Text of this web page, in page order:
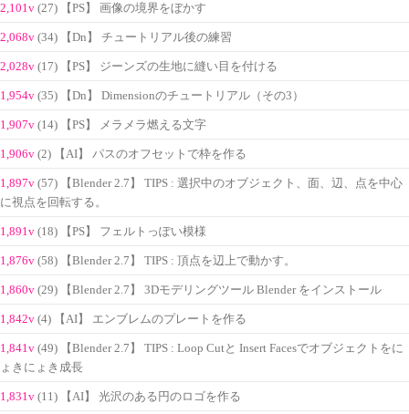
2,101v (27) 【PS】 画像の境界をぼかす
2,068v (34) 【Dn】 チュートリアル後の練習
2,028v (17) 【PS】 ジーンズの生地に縫い目を付ける
1,954v (35) 【Dn】 Dimensionのチュートリアル（その3）
1,907v (14) 【PS】 メラメラ燃える文字
1,906v (2) 【AI】 パスのオフセットで枠を作る
1,897v (57) 【Blender 2.7】 TIPS : 選択中のオブジェクト、面、辺、点を中心
に視点を回転する。
1,891v (18) 【PS】 フェルトっぽい模様
1,876v (58) 【Blender 2.7】 TIPS : 頂点を辺上で動かす。
1,860v (29) 【Blender 2.7】 3Dモデリングツール Blender をインストール
1,842v (4) 【AI】 エンブレムのプレートを作る
1,841v (49) 【Blender 2.7】 TIPS : Loop Cutと Insert Facesでオブジェクトをに
ょきにょき成長
1,831v (11) 【AI】 光沢のある円のロゴを作る